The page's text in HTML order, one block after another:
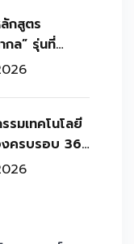
กสูตร
กล” รุ่นที่
รมเทคโนโลยี
ครบรอบ 36
ทย-ฝรั่งเศส